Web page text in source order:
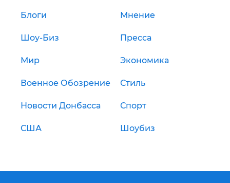
Блоги Мнение
Шоу-Биз Пресса
Мир Экономика
Военное Обозрение Стиль
Новости Донбасса Спорт
США Шоубиз